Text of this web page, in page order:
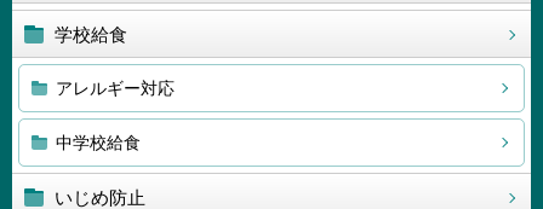
学校給食
アレルギー対応
中学校給食
いじめ防止